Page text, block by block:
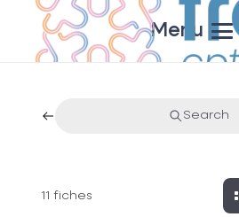
Menu
Search
11 fiches